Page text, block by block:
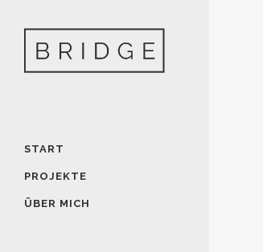
START
PROJEKTE
ÜBER MICH